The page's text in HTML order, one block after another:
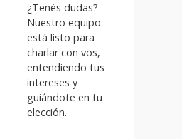
¿Tenés dudas?
Nuestro equipo
está listo para
charlar con vos,
entendiendo tus
intereses y
guiándote en tu
elección.